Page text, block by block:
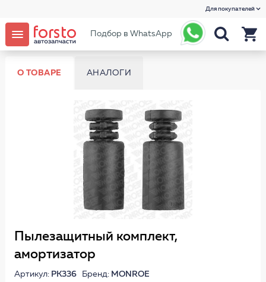
Для покупателей
Подбор в WhatsApp
О ТОВАРЕ АНАЛОГИ
Пылезащитный комплект,
амортизатор
Артикул: PK336Бренд: MONROE